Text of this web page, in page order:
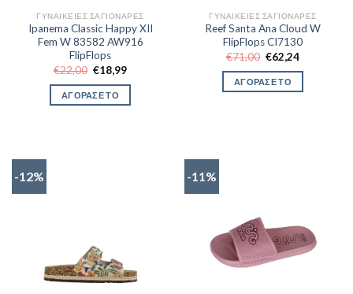
ΓΥΝΑΙΚΕΊΕΣ ΣΑΓΙΟΝΆΡΕΣ
Ipanema Classic Happy XII
Fem W 83582 AW916
FlipFlops
€22,00 Original
price
was:
€22,00.
€18,99Η
τιμή
ΑΓΟΡΑΣΕ ΤΟ
ΓΥΝΑΙΚΕΊΕΣ ΣΑΓΙΟΝΆΡΕΣ
Reef Santa Ana Cloud W
FlipFlops CI7130
€71,00 Original
price
was:
€71,00.
€62,24Η
τιμή
ΑΓΟΡΑΣΕ ΤΟ
-12% -11%